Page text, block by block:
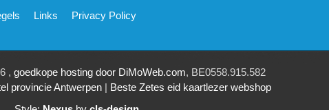
Links Privacy Policy
, goedkope hosting door DiMoWeb.com, BE0558.915.582
provincie Antwerpen | Beste Zetes eid kaartlezer webshop